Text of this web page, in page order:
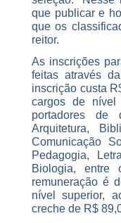
que publicar e
que os
reitor.
As inscrições
feitas através
inscrição custa
cargos de nível
portadores de
Arquitetura,
Comunicação
Pedagogia,
Biologia, entre
remuneração é
nível superior,
creche de R$